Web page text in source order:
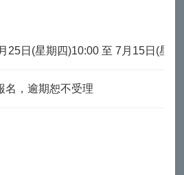
25日(星期四)10:00 至 7月15日(星
名，逾期恕不受理